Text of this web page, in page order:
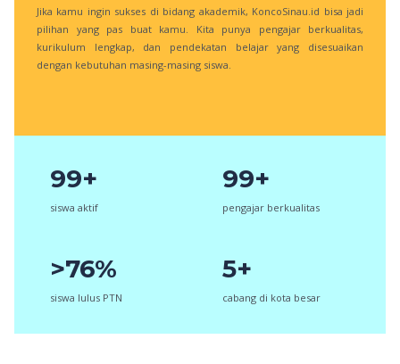
Jika kamu ingin sukses di bidang akademik, KoncoSinau.id bisa jadi
pilihan yang pas buat kamu. Kita punya pengajar berkualitas,
kurikulum lengkap, dan pendekatan belajar yang disesuaikan
dengan kebutuhan masing-masing siswa.
99+
siswa aktif
>76%
siswa lulus PTN
99+
pengajar berkualitas
5+
cabang di kota besar